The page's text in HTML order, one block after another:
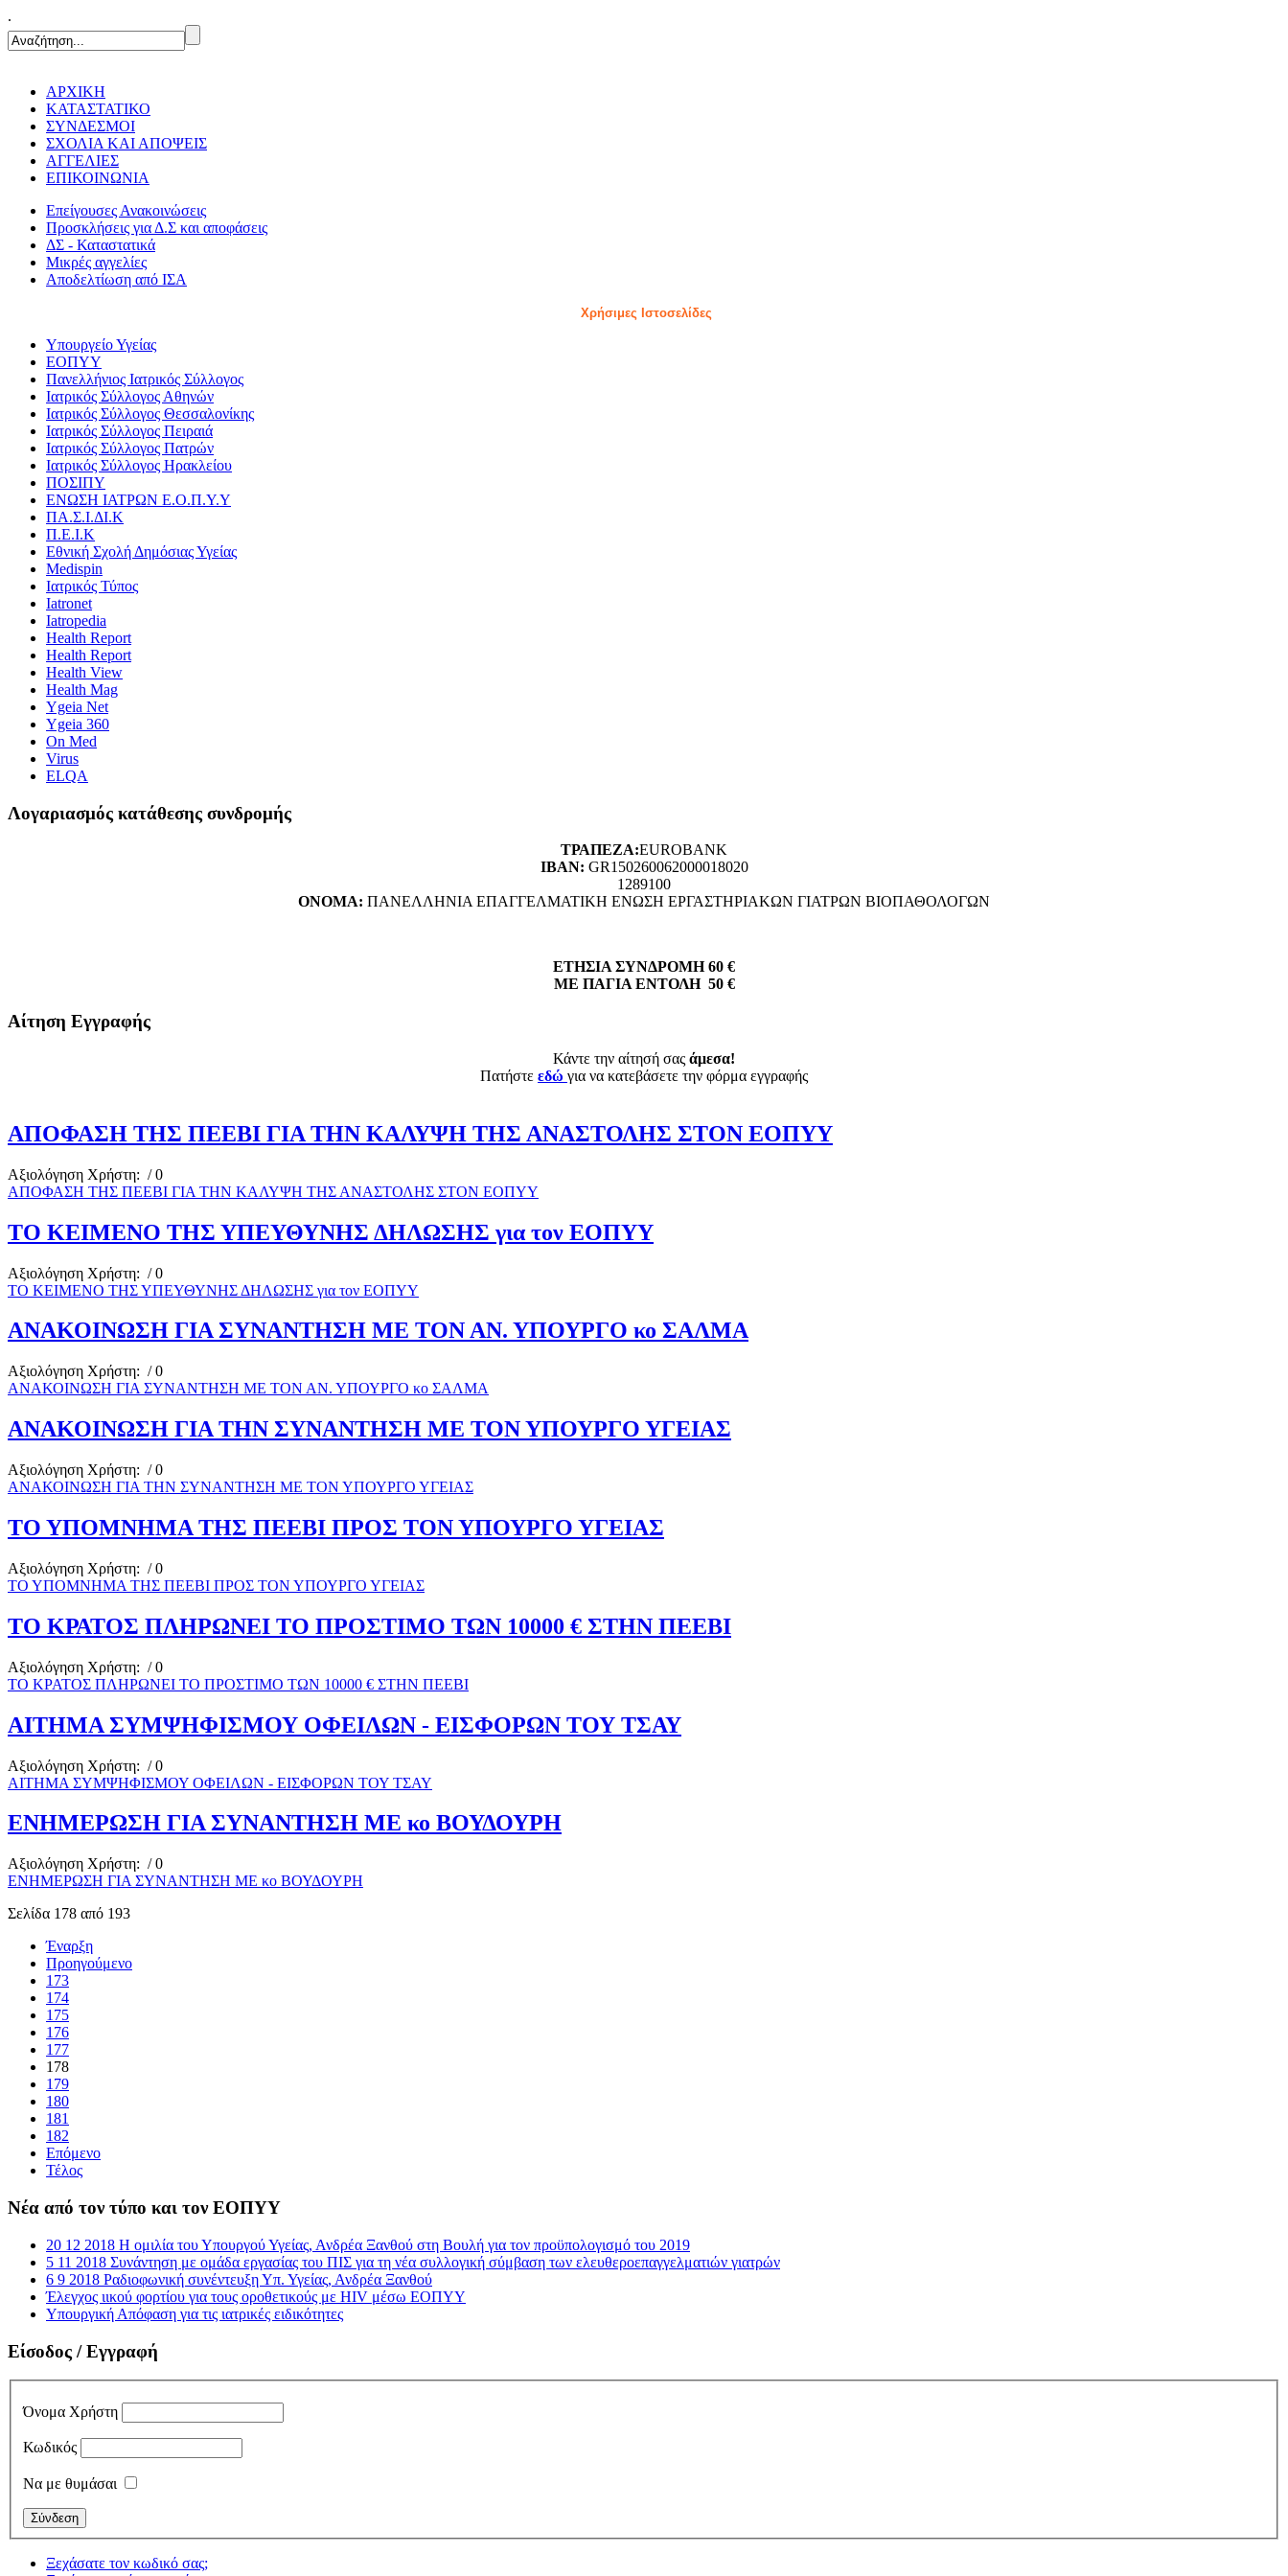
.
ΑΡΧΙΚΗ
ΚΑΤΑΣΤΑΤΙΚΟ
ΣΥΝΔΕΣΜΟΙ
ΣΧΟΛΙΑ ΚΑΙ ΑΠΟΨΕΙΣ
ΑΓΓΕΛΙΕΣ
ΕΠΙΚΟΙΝΩΝΙΑ
Επείγουσες Ανακοινώσεις
Προσκλήσεις για Δ.Σ και αποφάσεις
ΔΣ - Καταστατικά
Μικρές αγγελίες
Αποδελτίωση από ΙΣΑ
Χρήσιμες Ιστοσελίδες
Υπουργείο Υγείας
ΕΟΠΥΥ
Πανελλήνιος Ιατρικός Σύλλογος
Ιατρικός Σύλλογος Αθηνών
Ιατρικός Σύλλογος Θεσσαλονίκης
Ιατρικός Σύλλογος Πειραιά
Ιατρικός Σύλλογος Πατρών
Ιατρικός Σύλλογος Ηρακλείου
ΠΟΣΙΠΥ
ΕΝΩΣΗ ΙΑΤΡΩΝ Ε.Ο.Π.Υ.Υ
ΠΑ.Σ.Ι.ΔΙ.Κ
Π.Ε.Ι.Κ
Εθνική Σχολή Δημόσιας Υγείας
Medispin
Ιατρικός Τύπος
Iatronet
Iatropedia
Health Report
Health Report
Health View
Health Mag
Ygeia Net
Ygeia 360
On Med
Virus
ELQA
Λογαριασμός κατάθεσης συνδρομής
ΤΡΑΠΕΖΑ:EUROBANK
ΙΒΑΝ: GR150260062000018020
1289100
ΟΝΟΜΑ: ΠΑΝΕΛΛΗΝΙΑ ΕΠΑΓΓΕΛΜΑΤΙΚΗ ΕΝΩΣΗ ΕΡΓΑΣΤΗΡΙΑΚΩΝ ΓΙΑΤΡΩΝ ΒΙΟΠΑΘΟΛΟΓΩΝ
ΕΤΗΣΙΑ ΣΥΝΔΡΟΜΗ 60 €
ΜΕ ΠΑΓΙΑ ΕΝΤΟΛΗ 50 €
Αίτηση Εγγραφής
Κάντε την αίτησή σας άμεσα!
Πατήστε εδώ για να κατεβάσετε την φόρμα εγγραφής
ΑΠΟΦΑΣΗ ΤΗΣ ΠΕΕΒΙ ΓΙΑ ΤΗΝ ΚΑΛΥΨΗ ΤΗΣ ΑΝΑΣΤΟΛΗΣ ΣΤΟΝ ΕΟΠΥΥ
Αξιολόγηση Χρήστη: / 0
ΑΠΟΦΑΣΗ ΤΗΣ ΠΕΕΒΙ ΓΙΑ ΤΗΝ ΚΑΛΥΨΗ ΤΗΣ ΑΝΑΣΤΟΛΗΣ ΣΤΟΝ ΕΟΠΥΥ
ΤΟ ΚΕΙΜΕΝΟ ΤΗΣ ΥΠΕΥΘΥΝΗΣ ΔΗΛΩΣΗΣ για τον ΕΟΠΥΥ
Αξιολόγηση Χρήστη: / 0
ΤΟ ΚΕΙΜΕΝΟ ΤΗΣ ΥΠΕΥΘΥΝΗΣ ΔΗΛΩΣΗΣ για τον ΕΟΠΥΥ
ΑΝΑΚΟΙΝΩΣΗ ΓΙΑ ΣΥΝΑΝΤΗΣΗ ΜΕ ΤΟΝ ΑΝ. ΥΠΟΥΡΓΟ κο ΣΑΛΜΑ
Αξιολόγηση Χρήστη: / 0
ΑΝΑΚΟΙΝΩΣΗ ΓΙΑ ΣΥΝΑΝΤΗΣΗ ΜΕ ΤΟΝ ΑΝ. ΥΠΟΥΡΓΟ κο ΣΑΛΜΑ
ΑΝΑΚΟΙΝΩΣΗ ΓΙΑ ΤΗΝ ΣΥΝΑΝΤΗΣΗ ΜΕ ΤΟΝ ΥΠΟΥΡΓΟ ΥΓΕΙΑΣ
Αξιολόγηση Χρήστη: / 0
ΑΝΑΚΟΙΝΩΣΗ ΓΙΑ ΤΗΝ ΣΥΝΑΝΤΗΣΗ ΜΕ ΤΟΝ ΥΠΟΥΡΓΟ ΥΓΕΙΑΣ
ΤΟ ΥΠΟΜΝΗΜΑ ΤΗΣ ΠΕΕΒΙ ΠΡΟΣ ΤΟΝ ΥΠΟΥΡΓΟ ΥΓΕΙΑΣ
Αξιολόγηση Χρήστη: / 0
ΤΟ ΥΠΟΜΝΗΜΑ ΤΗΣ ΠΕΕΒΙ ΠΡΟΣ ΤΟΝ ΥΠΟΥΡΓΟ ΥΓΕΙΑΣ
ΤΟ ΚΡΑΤΟΣ ΠΛΗΡΩΝΕΙ ΤΟ ΠΡΟΣΤΙΜΟ ΤΩΝ 10000 € ΣΤΗΝ ΠΕΕΒΙ
Αξιολόγηση Χρήστη: / 0
ΤΟ ΚΡΑΤΟΣ ΠΛΗΡΩΝΕΙ ΤΟ ΠΡΟΣΤΙΜΟ ΤΩΝ 10000 € ΣΤΗΝ ΠΕΕΒΙ
ΑΙΤΗΜΑ ΣΥΜΨΗΦΙΣΜΟΥ ΟΦΕΙΛΩΝ - ΕΙΣΦΟΡΩΝ ΤΟΥ ΤΣΑΥ
Αξιολόγηση Χρήστη: / 0
ΑΙΤΗΜΑ ΣΥΜΨΗΦΙΣΜΟΥ ΟΦΕΙΛΩΝ - ΕΙΣΦΟΡΩΝ ΤΟΥ ΤΣΑΥ
ΕΝΗΜΕΡΩΣΗ ΓΙΑ ΣΥΝΑΝΤΗΣΗ ΜΕ κο ΒΟΥΔΟΥΡΗ
Αξιολόγηση Χρήστη: / 0
ΕΝΗΜΕΡΩΣΗ ΓΙΑ ΣΥΝΑΝΤΗΣΗ ΜΕ κο ΒΟΥΔΟΥΡΗ
Σελίδα 178 από 193
Έναρξη
Προηγούμενο
173
174
175
176
177
178
179
180
181
182
Επόμενο
Τέλος
Νέα από τον τύπο και τον ΕΟΠΥΥ
20 12 2018 Η ομιλία του Υπουργού Υγείας, Ανδρέα Ξανθού στη Βουλή για τον προϋπολογισμό του 2019
5 11 2018 Συνάντηση με ομάδα εργασίας του ΠΙΣ για τη νέα συλλογική σύμβαση των ελευθεροεπαγγελματιών γιατρών
6 9 2018 Ραδιοφωνική συνέντευξη Υπ. Υγείας, Ανδρέα Ξανθού
Έλεγχος ιικού φορτίου για τους οροθετικούς με HIV μέσω ΕΟΠΥΥ
Υπουργική Απόφαση για τις ιατρικές ειδικότητες
Είσοδος / Εγγραφή
Όνομα Χρήστη
Κωδικός
Να με θυμάσαι
Ξεχάσατε τον κωδικό σας;